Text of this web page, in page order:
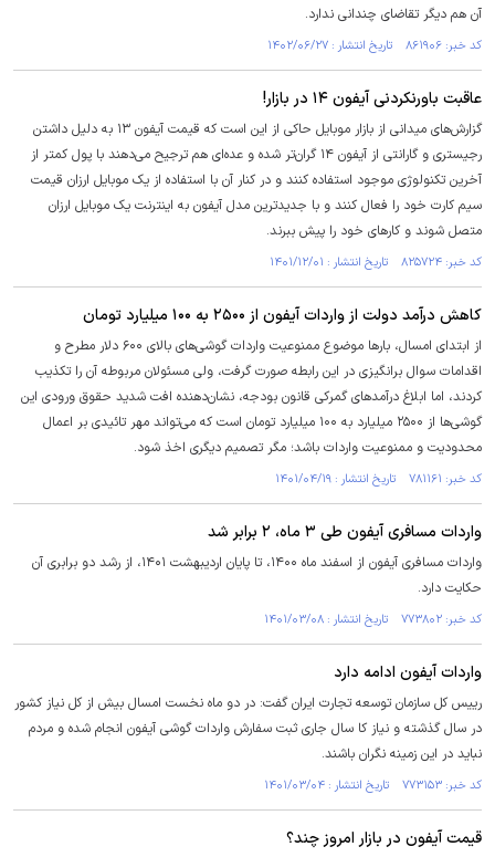
آن هم دیگر تقاضای چندانی ندارد.
کد خبر: ۸۶۱۹۰۶ تاریخ انتشار : ۱۴۰۲/۰۶/۲۷
عاقبت باورنکردنی آیفون ۱۴ در بازار!
گزارش‌های میدانی از بازار موبایل حاکی از این است که قیمت آیفون ۱۳ به دلیل داشتن
رجیستری و گارانتی از آیفون ۱۴ گران‌تر شده و عده‌ای هم ترجیح می‌دهند با پول کمتر از
آخرین تکنولوژی موجود استفاده کنند و در کنار آن با استفاده از یک موبایل ارزان قیمت
سیم کارت خود را فعال کنند و با جدیدترین مدل آیفون به اینترنت یک موبایل ارزان
متصل شوند و کار‌های خود را پیش ببرند.
کد خبر: ۸۲۵۷۲۴ تاریخ انتشار : ۱۴۰۱/۱۲/۰۱
کاهش درآمد دولت از واردات آیفون از ۲۵۰۰ به ۱۰۰ میلیارد تومان
از ابتدای امسال، بار‌ها موضوع ممنوعیت واردات گوشی‌های بالای ۶۰۰ دلار مطرح و
اقدامات سوال برانگیزی در این رابطه صورت گرفت، ولی مسئولان مربوطه آن را تکذیب
کردند، اما ابلاغ درآمد‌های گمرکی قانون بودجه، نشان‌دهنده افت شدید حقوق ورودی این
گوشی‌ها از ۲۵۰۰ میلیارد به ۱۰۰ میلیارد تومان است که می‌تواند مهر تائیدی بر اعمال
محدودیت و ممنوعیت واردات باشد؛ مگر تصمیم دیگری اخذ شود.
کد خبر: ۷۸۱۱۶۱ تاریخ انتشار : ۱۴۰۱/۰۴/۱۹
واردات مسافری آیفون طی ۳ ماه، ۲ برابر شد
واردات مسافری آیفون از اسفند ماه ۱۴۰۰، تا پایان اردیبهشت ۱۴۰۱، از رشد دو برابری آن
حکایت دارد.
کد خبر: ۷۷۳۸۰۲ تاریخ انتشار : ۱۴۰۱/۰۳/۰۸
واردات آیفون ادامه دارد
رییس کل سازمان توسعه تجارت ایران گفت: در دو ماه نخست امسال بیش از کل نیاز کشور
در سال گذشته و نیاز کا سال جاری ثبت سفارش واردات گوشی آیفون انجام شده و مردم
نباید در این زمینه نگران باشند.
کد خبر: ۷۷۳۱۵۳ تاریخ انتشار : ۱۴۰۱/۰۳/۰۴
قیمت آیفون در بازار امروز چند؟